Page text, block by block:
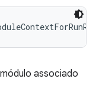
associado